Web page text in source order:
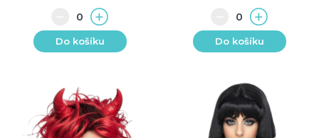
Do košíku Do košíku